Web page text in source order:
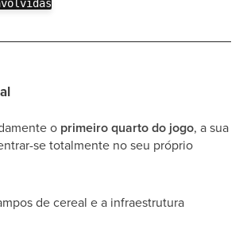
o primeiro quarto do jogo, a sua
se totalmente no seu próprio
de cereal e a infraestrutura